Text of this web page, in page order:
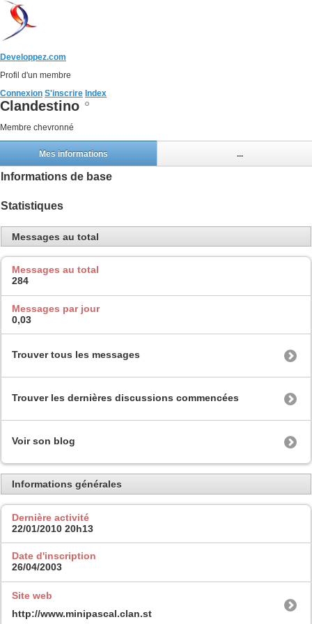
Developpez.com
Profil d'un membre
Connexion S'inscrire Index
Clandestino
Membre chevronné
Mes informations ...
Informations de base
Statistiques
Messages au total
Messages au total
284
Messages par jour
0,03
Trouver tous les messages
Trouver les dernières discussions commencées
Voir son blog
Informations générales
Dernière activité
22/01/2010 20h13
Date d'inscription
26/04/2003
Site web
http://www.minipascal.clan.st